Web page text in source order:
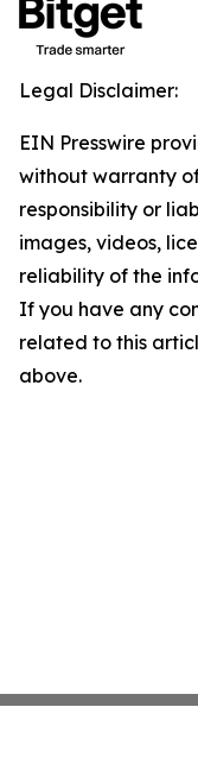
Legal Disclaimer:
EIN Presswire
without warranty
responsibility or
images, videos,
reliability of the
If you have any
related to this
above.